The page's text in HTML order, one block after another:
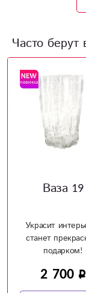
Часто берут
Ваза 19
Украсит
станет
подарком!
2 700